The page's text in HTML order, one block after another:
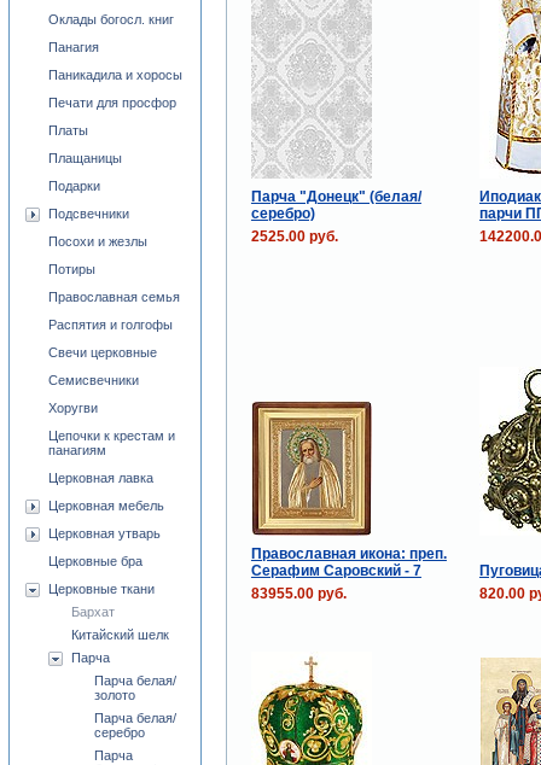
Парча "Донецк" (белая/
серебро)
парчи
2525.00 руб.
Православная икона: преп.
Серафим Саровский - 7
83955.00 руб.
820.00
Оклады богосл. книг
Панагия
Паникадила и хоросы
Печати для просфор
Платы
Плащаницы
Подарки
Подсвечники
Посохи и жезлы
Потиры
Православная семья
Распятия и голгофы
Свечи церковные
Семисвечники
Хоругви
Цепочки к крестам и
панагиям
Церковная лавка
Церковная мебель
Церковная утварь
Церковные бра
Церковные ткани
Бархат
Китайский шелк
Парча
Парча белая/
золото
Парча белая/
серебро
Парча